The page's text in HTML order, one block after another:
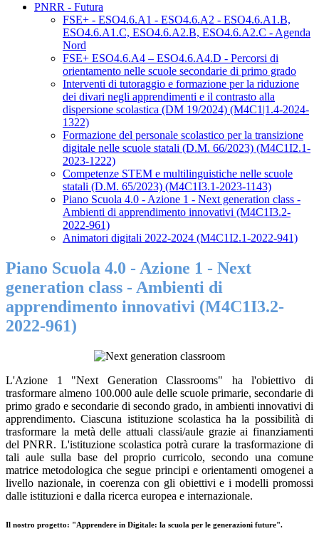
PNRR - Futura
FSE+ - ESO4.6.A1 - ESO4.6.A2 - ESO4.6.A1.B,
ESO4.6.A1.C, ESO4.6.A2.B, ESO4.6.A2.C - Agenda
Nord
FSE+ ESO4.6.A4 – ESO4.6.A4.D - Percorsi di
orientamento nelle scuole secondarie di primo grado
Interventi di tutoraggio e formazione per la riduzione
dei divari negli apprendimenti e il contrasto alla
dispersione scolastica (DM 19/2024) (M4C1|1.4-2024-
1322)
Formazione del personale scolastico per la transizione
digitale nelle scuole statali (D.M. 66/2023) (M4C1I2.1-
2023-1222)
Competenze STEM e multilinguistiche nelle scuole
statali (D.M. 65/2023) (M4C1I3.1-2023-1143)
Piano Scuola 4.0 - Azione 1 - Next generation class -
Ambienti di apprendimento innovativi (M4C1I3.2-
2022-961)
Animatori digitali 2022-2024 (M4C1I2.1-2022-941)
Piano Scuola 4.0 - Azione 1 - Next
generation class - Ambienti di
apprendimento innovativi (M4C1I3.2-
2022-961)
L'Azione 1 "Next Generation Classrooms" ha l'obiettivo di
trasformare almeno 100.000 aule delle scuole primarie, secondarie di
primo grado e secondarie di secondo grado, in ambienti innovativi di
apprendimento. Ciascuna istituzione scolastica ha la possibilità di
trasformare la metà delle attuali classi/aule grazie ai finanziamenti
del PNRR. L'istituzione scolastica potrà curare la trasformazione di
tali aule sulla base del proprio curricolo, secondo una comune
matrice metodologica che segue principi e orientamenti omogenei a
livello nazionale, in coerenza con gli obiettivi e i modelli promossi
dalle istituzioni e dalla ricerca europea e internazionale.
Il nostro progetto: "Apprendere in Digitale: la scuola per le generazioni future".